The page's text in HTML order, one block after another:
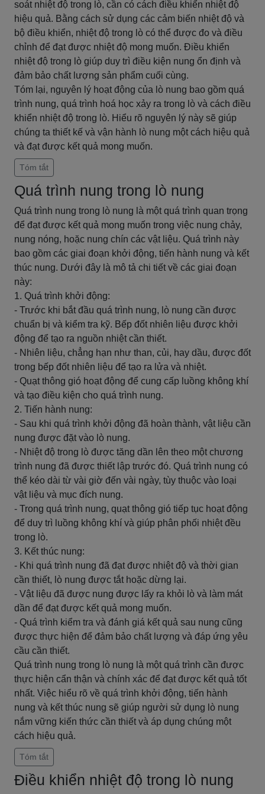
soát nhiệt độ trong lò, cần có cách điều khiển nhiệt độ
hiệu quả. Bằng cách sử dụng các cảm biến nhiệt độ và
bộ điều khiển, nhiệt độ trong lò có thể được đo và điều
chỉnh để đạt được nhiệt độ mong muốn. Điều khiển
nhiệt độ trong lò giúp duy trì điều kiện nung ổn định và
đảm bảo chất lượng sản phẩm cuối cùng.
Tóm lại, nguyên lý hoạt động của lò nung bao gồm quá
trình nung, quá trình hoá học xảy ra trong lò và cách điều
khiển nhiệt độ trong lò. Hiểu rõ nguyên lý này sẽ giúp
chúng ta thiết kế và vận hành lò nung một cách hiệu quả
và đạt được kết quả mong muốn.
Tóm tắt
Quá trình nung trong lò nung
Quá trình nung trong lò nung là một quá trình quan trọng
để đạt được kết quả mong muốn trong việc nung chảy,
nung nóng, hoặc nung chín các vật liệu. Quá trình này
bao gồm các giai đoạn khởi động, tiến hành nung và kết
thúc nung. Dưới đây là mô tả chi tiết về các giai đoạn
này:
1. Quá trình khởi động:
- Trước khi bắt đầu quá trình nung, lò nung cần được
chuẩn bị và kiểm tra kỹ. Bếp đốt nhiên liệu được khởi
động để tạo ra nguồn nhiệt cần thiết.
- Nhiên liệu, chẳng hạn như than, củi, hay dầu, được đốt
trong bếp đốt nhiên liệu để tạo ra lửa và nhiệt.
- Quạt thông gió hoạt động để cung cấp luồng không khí
và tạo điều kiện cho quá trình nung.
2. Tiến hành nung:
- Sau khi quá trình khởi động đã hoàn thành, vật liệu cần
nung được đặt vào lò nung.
- Nhiệt độ trong lò được tăng dần lên theo một chương
trình nung đã được thiết lập trước đó. Quá trình nung có
thể kéo dài từ vài giờ đến vài ngày, tùy thuộc vào loại
vật liệu và mục đích nung.
- Trong quá trình nung, quạt thông gió tiếp tục hoạt động
để duy trì luồng không khí và giúp phân phối nhiệt đều
trong lò.
3. Kết thúc nung:
- Khi quá trình nung đã đạt được nhiệt độ và thời gian
cần thiết, lò nung được tắt hoặc dừng lại.
- Vật liệu đã được nung được lấy ra khỏi lò và làm mát
dần để đạt được kết quả mong muốn.
- Quá trình kiểm tra và đánh giá kết quả sau nung cũng
được thực hiện để đảm bảo chất lượng và đáp ứng yêu
cầu cần thiết.
Quá trình nung trong lò nung là một quá trình cần được
thực hiện cẩn thận và chính xác để đạt được kết quả tốt
nhất. Việc hiểu rõ về quá trình khởi động, tiến hành
nung và kết thúc nung sẽ giúp người sử dụng lò nung
nắm vững kiến thức cần thiết và áp dụng chúng một
cách hiệu quả.
Tóm tắt
Điều khiển nhiệt độ trong lò nung